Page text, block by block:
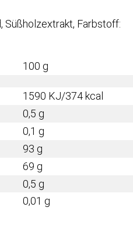
Süßholzextrakt, Farbstoff:
100 g
1590 KJ/374 kcal
0,5 g
0,1 g
93 g
69 g
0,5 g
0,01 g